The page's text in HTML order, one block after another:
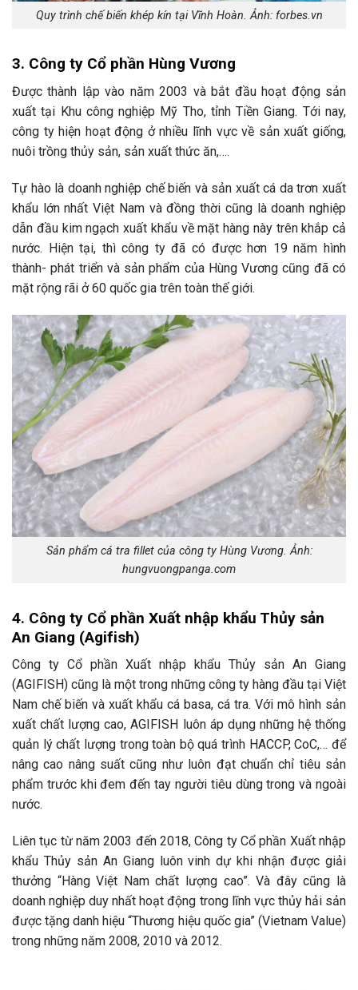
Quy trình chế biến khép kín tại Vĩnh Hoàn. Ảnh: forbes.vn
3. Công ty Cổ phần Hùng Vương
Được thành lập vào năm 2003 và bắt đầu hoạt động sản
xuất tại Khu công nghiệp Mỹ Tho, tỉnh Tiền Giang. Tới nay,
công ty hiện hoạt động ở nhiều lĩnh vực về sản xuất giống,
nuôi trồng thủy sản, sản xuất thức ăn,….
Tự hào là doanh nghiệp chế biến và sản xuất cá da trơn xuất
khẩu lớn nhất Việt Nam và đồng thời cũng là doanh nghiệp
dẫn đầu kim ngạch xuất khẩu về mặt hàng này trên khắp cả
nước. Hiện tại, thì công ty đã có được hơn 19 năm hình
thành- phát triển và sản phẩm của Hùng Vương cũng đã có
mặt rộng rãi ở 60 quốc gia trên toàn thế giới.
Sản phẩm cá tra fillet của công ty Hùng Vương. Ảnh:
hungvuongpanga.com
4. Công ty Cổ phần Xuất nhập khẩu Thủy sản
An Giang (Agifish)
Công ty Cổ phần Xuất nhập khẩu Thủy sản An Giang
(AGIFISH) cũng là một trong những công ty hàng đầu tại Việt
Nam chế biến và xuất khẩu cá basa, cá tra. Với mô hình sản
xuất chất lượng cao, AGIFISH luôn áp dụng những hệ thống
quản lý chất lượng trong toàn bộ quá trình HACCP, CoC,… để
nâng cao nâng suất cũng như luôn đạt chuẩn chỉ tiêu sản
phẩm trước khi đem đến tay người tiêu dùng trong và ngoài
nước.
Liên tục từ năm 2003 đến 2018, Công ty Cổ phần Xuất nhập
khẩu Thủy sản An Giang luôn vinh dự khi nhận được giải
thưởng “Hàng Việt Nam chất lượng cao”. Và đây cũng là
doanh nghiệp duy nhất hoạt động trong lĩnh vực thủy hải sản
được tặng danh hiệu “Thương hiệu quốc gia” (Vietnam Value)
trong những năm 2008, 2010 và 2012.